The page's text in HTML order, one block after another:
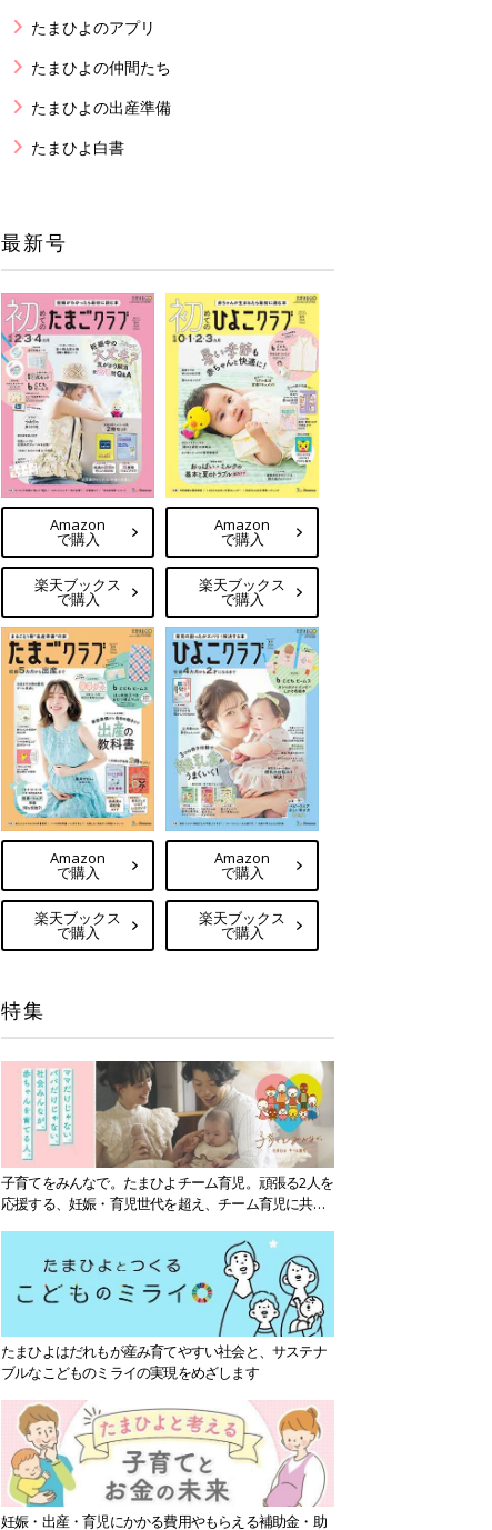
たまひよのアプリ
たまひよの仲間たち
たまひよの出産準備
たまひよ白書
最新号
Amazon
で購入
楽天ブックス
で購入
Amazon
で購入
楽天ブックス
で購入
Amazon
で購入
楽天ブックス
で購入
Amazon
で購入
楽天ブックス
で購入
特集
子育てをみんなで。たまひよチーム育児。頑張る2人を
応援する、妊娠・育児世代を超え、チーム育児に共感
たまひよはだれもが産み育てやすい社会と、サステナ
ブルなこどものミライの実現をめざします
妊娠・出産・育児にかかる費用やもらえる補助金・助